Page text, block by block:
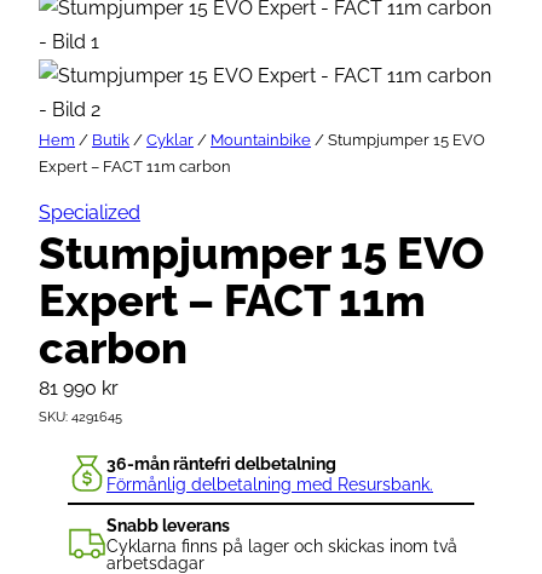
Hem / Butik / Cyklar / Mountainbike / Stumpjumper 15 EVO
Expert – FACT 11m carbon
Specialized
Stumpjumper 15 EVO
Expert – FACT 11m
carbon
81 990 kr
SKU: 4291645
36-mån räntefri delbetalning
Förmånlig delbetalning med Resursbank.
Snabb leverans
Cyklarna finns på lager och skickas inom två
arbetsdagar